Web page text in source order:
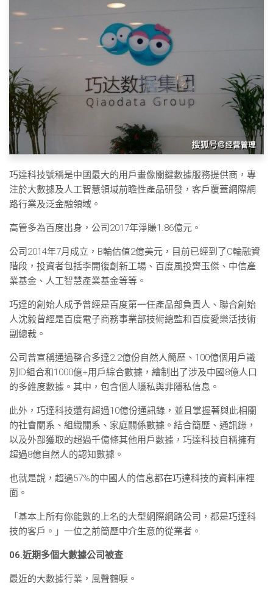
巧達科技號稱是中國最大的用戶畫像關鍵數據服務提供商，專
注於大數據及人工智慧領域前瞻性產品研發，客戶覆蓋網際網
路行業及泛金融領域。
高管多為百度出身，公司2017年淨賺1.86億元。
公司2014年7月成立，B輪估值2億美元，目前已經到了C輪融資
階段，投資者包括李開復創新工場、百度風投齊玉傑、中信產
業基金、人工智慧產業基金等等。
巧達的創始人成予曾經是百度第一任產品部負責人、聯合創始
人沈毅曾經是百度電子商務事業部技術總監和百度愛樂活技術
副總裁。
公司曾宣稱通過整合多達2.2億份自然人簡歷、100億個用戶識
別ID組合和1000億+用戶綜合數據，繪制出了涉及中國8億人口
的多維度數據。其中，包含個人隱私與非隱私信息。
此外，巧達科技還有超過10億份通訊錄，並且掌握著與此相關
的社會關系、組織關系、家庭關係數據。結合簡歷、通訊錄，
以及外部獲取的超過千億條其他用戶數據，巧達科技自稱擁有
超過8億自然人的認知數據。
也就是說，超過57%的中國人的信息都在巧達科技的資料庫裡
面。
「基本上所有你能數的上名的大型網際網路公司，都是巧達科
技的客戶。」一位之前簡歷中介生意的從業者。
06.近期多個大數據公司被查
最近的大數據行業，風聲鶴唳。